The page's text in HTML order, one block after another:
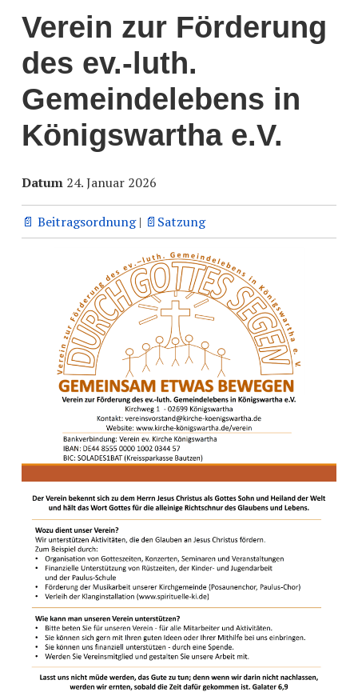
Verein zur Förderung
des ev.-luth.
Gemeindelebens in
Königswartha e.V.
Datum 24. Januar 2026
📄 Beitragsordnung| 📄Satzung